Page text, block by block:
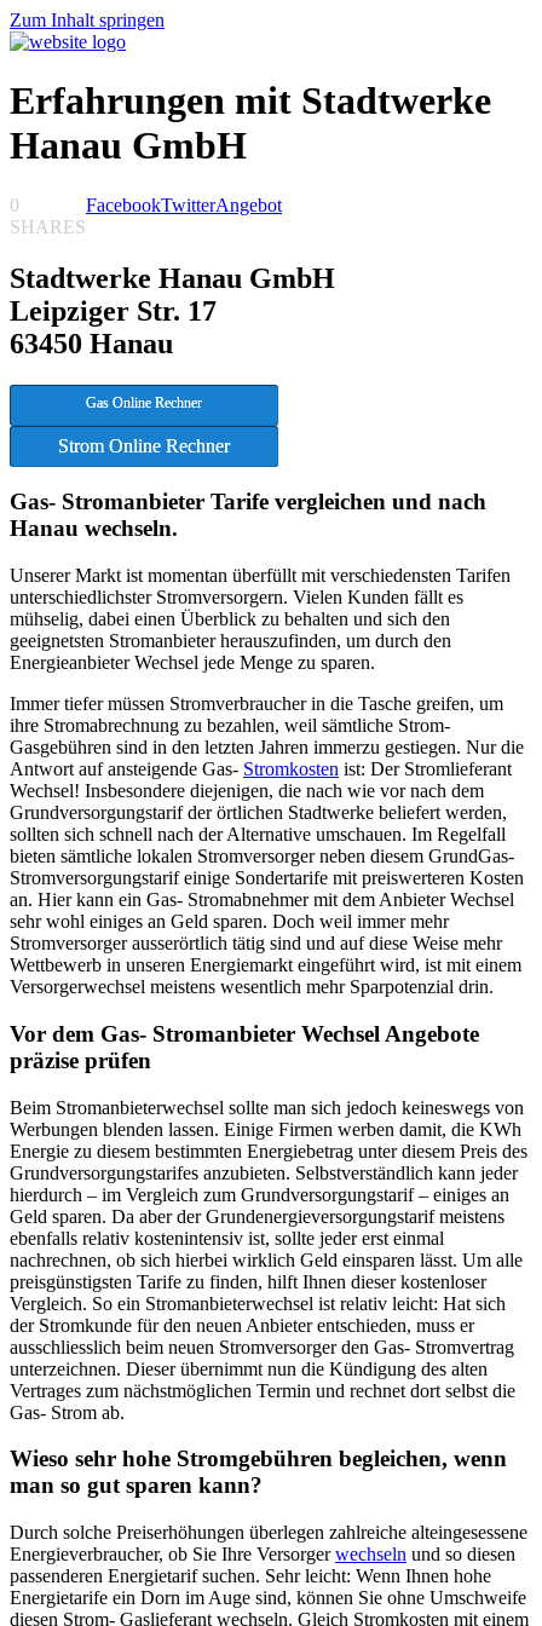
Zum Inhalt springen
Erfahrungen mit Stadtwerke
Hanau GmbH
0
SHARES
FacebookTwitterAngebot
Stadtwerke Hanau GmbH
Leipziger Str. 17
63450 Hanau
Gas Online Rechner
Strom Online Rechner
Gas- Stromanbieter Tarife vergleichen und nach
Hanau wechseln.
Unserer Markt ist momentan überfüllt mit verschiedensten Tarifen
unterschiedlichster Stromversorgern. Vielen Kunden fällt es
mühselig, dabei einen Überblick zu behalten und sich den
geeignetsten Stromanbieter herauszufinden, um durch den
Energieanbieter Wechsel jede Menge zu sparen.
Immer tiefer müssen Stromverbraucher in die Tasche greifen, um
ihre Stromabrechnung zu bezahlen, weil sämtliche Strom-
Gasgebühren sind in den letzten Jahren immerzu gestiegen. Nur die
Antwort auf ansteigende Gas- Stromkosten ist: Der Stromlieferant
Wechsel! Insbesondere diejenigen, die nach wie vor nach dem
Grundversorgungstarif der örtlichen Stadtwerke beliefert werden,
sollten sich schnell nach der Alternative umschauen. Im Regelfall
bieten sämtliche lokalen Stromversorger neben diesem GrundGas-
Stromversorgungstarif einige Sondertarife mit preiswerteren Kosten
an. Hier kann ein Gas- Stromabnehmer mit dem Anbieter Wechsel
sehr wohl einiges an Geld sparen. Doch weil immer mehr
Stromversorger ausserörtlich tätig sind und auf diese Weise mehr
Wettbewerb in unseren Energiemarkt eingeführt wird, ist mit einem
Versorgerwechsel meistens wesentlich mehr Sparpotenzial drin.
Vor dem Gas- Stromanbieter Wechsel Angebote
präzise prüfen
Beim Stromanbieterwechsel sollte man sich jedoch keineswegs von
Werbungen blenden lassen. Einige Firmen werben damit, die KWh
Energie zu diesem bestimmten Energiebetrag unter diesem Preis des
Grundversorgungstarifes anzubieten. Selbstverständlich kann jeder
hierdurch – im Vergleich zum Grundversorgungstarif – einiges an
Geld sparen. Da aber der Grundenergieversorgungstarif meistens
ebenfalls relativ kostenintensiv ist, sollte jeder erst einmal
nachrechnen, ob sich hierbei wirklich Geld einsparen lässt. Um alle
preisgünstigsten Tarife zu finden, hilft Ihnen dieser kostenloser
Vergleich. So ein Stromanbieterwechsel ist relativ leicht: Hat sich
der Stromkunde für den neuen Anbieter entschieden, muss er
ausschliesslich beim neuen Stromversorger den Gas- Stromvertrag
unterzeichnen. Dieser übernimmt nun die Kündigung des alten
Vertrages zum nächstmöglichen Termin und rechnet dort selbst die
Gas- Strom ab.
Wieso sehr hohe Stromgebühren begleichen, wenn
man so gut sparen kann?
Durch solche Preiserhöhungen überlegen zahlreiche alteingesessene
Energieverbraucher, ob Sie Ihre Versorgerwechseln und so diesen
passenderen Energietarif suchen. Sehr leicht: Wenn Ihnen hohe
Energietarife ein Dorn im Auge sind, können Sie ohne Umschweife
diesen Strom- Gaslieferant wechseln. Gleich Stromkosten mit einem